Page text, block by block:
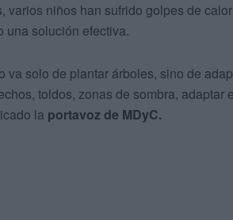
varios niños han sufrido golpes de
una solución efectiva.
va solo de plantar árboles, sino de
toldos, zonas de sombra,
la portavoz de MDyC.